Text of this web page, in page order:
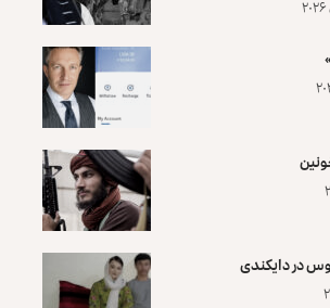
در دایکندی